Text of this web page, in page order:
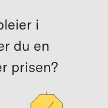
i
du en
prisen?